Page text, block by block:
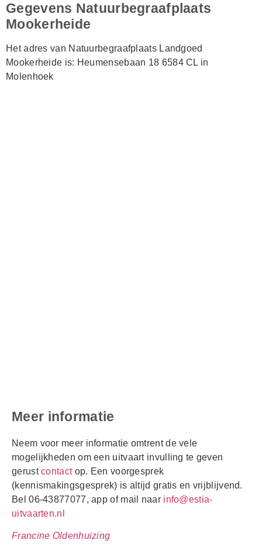
Gegevens Natuurbegraafplaats
Mookerheide
Het adres van Natuurbegraafplaats Landgoed
Mookerheide is: Heumensebaan 18 6584 CL in
Molenhoek
Meer informatie
Neem voor meer informatie omtrent de vele
mogelijkheden om een uitvaart invulling te geven
gerustcontactop. Een voorgesprek
(kennismakingsgesprek) is altijd gratis en vrijblijvend.
Bel 06-43877077, app of mail naar info@estia-
uitvaarten.nl
Francine Oldenhuizing